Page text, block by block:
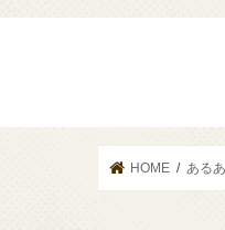
HOME ある